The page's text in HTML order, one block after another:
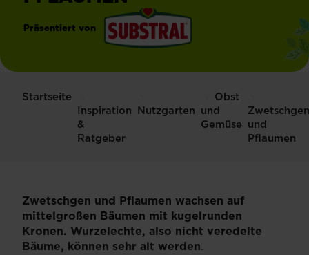
Präsentiert von
Startseite
Inspiration
&
Ratgeber
Nutzgarten
Obst
und
Gemüse
Zwetschgen
und
Pflaumen
Zwetschgen und Pflaumen wachsen auf
mittelgroßen Bäumen mit kugelrunden
Kronen. Wurzelechte, also nicht veredelte
Bäume, können sehr alt werden.